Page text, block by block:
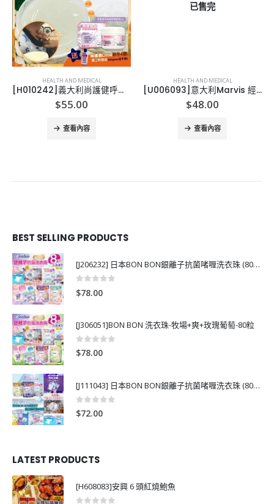
HEALTH AND MEDICAL
[H010242]義大利尚護健呼吸道舒緩軟膏
$55.00
查看內容
已售完
HEALTH AND MEDICAL
[U006093]意大利Marvis 經典牙膏
$48.00
查看內容
BEST SELLING PRODUCTS
[J206232] 日本BON BON銀離子抗菌啫喱洗衣珠 (80粒)
0
$78.00
[J306051]BON BON 洗衣珠-牧場+爽+玫瑰葡萄-80粒
0out of 5
$78.00
[J111043] 日本BON BON銀離子抗菌啫喱洗衣珠 (80粒)
0out of 5
$72.00
LATEST PRODUCTS
[H608083]安興 6 頭紅燒鮑魚